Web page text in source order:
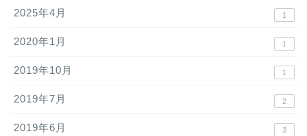
2025年4月 1
2020年1月 1
2019年10月 1
2019年7月 2
2019年6月 3